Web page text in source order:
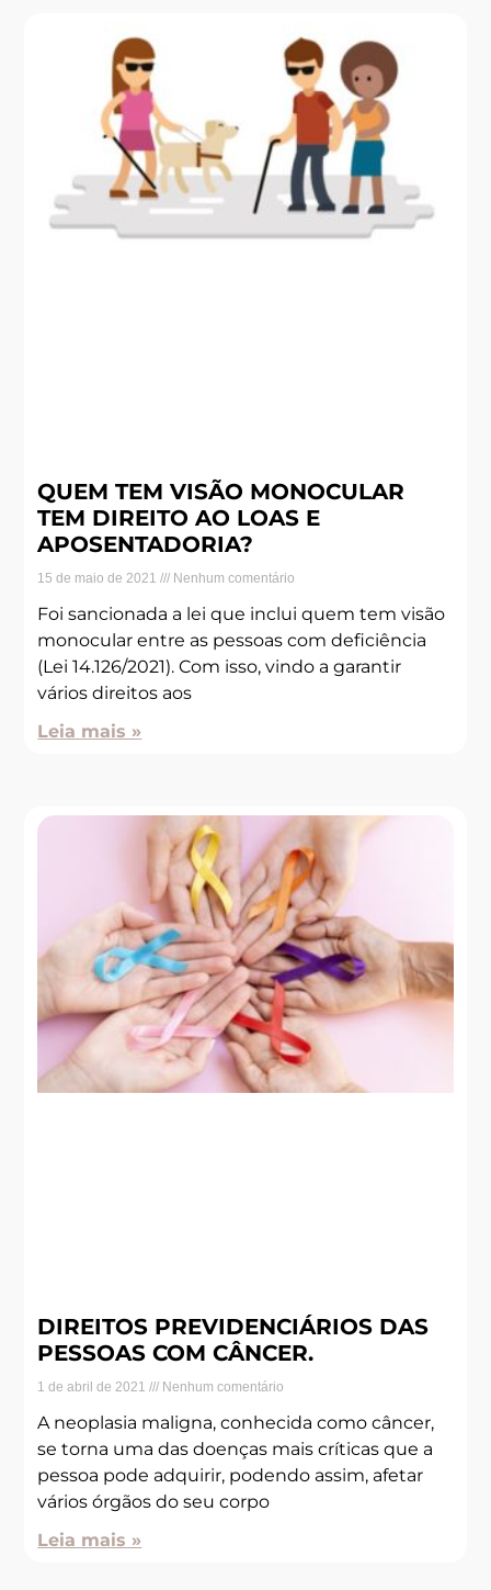
QUEM TEM VISÃO MONOCULAR
TEM DIREITO AO LOAS E
APOSENTADORIA?
15 de maio de 2021 Nenhum comentário
Foi sancionada a lei que inclui quem tem visão
monocular entre as pessoas com deficiência
(Lei 14.126/2021). Com isso, vindo a garantir
vários direitos aos
Leia mais »
DIREITOS PREVIDENCIÁRIOS DAS
PESSOAS COM CÂNCER.
1 de abril de 2021 Nenhum comentário
A neoplasia maligna, conhecida como câncer,
se torna uma das doenças mais críticas que a
pessoa pode adquirir, podendo assim, afetar
vários órgãos do seu corpo
Leia mais »